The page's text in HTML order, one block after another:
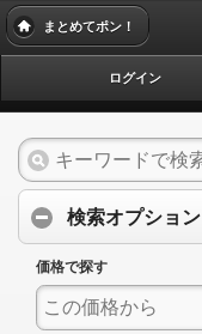
まとめてポン！
ログイン
検索オプション
価格で探す